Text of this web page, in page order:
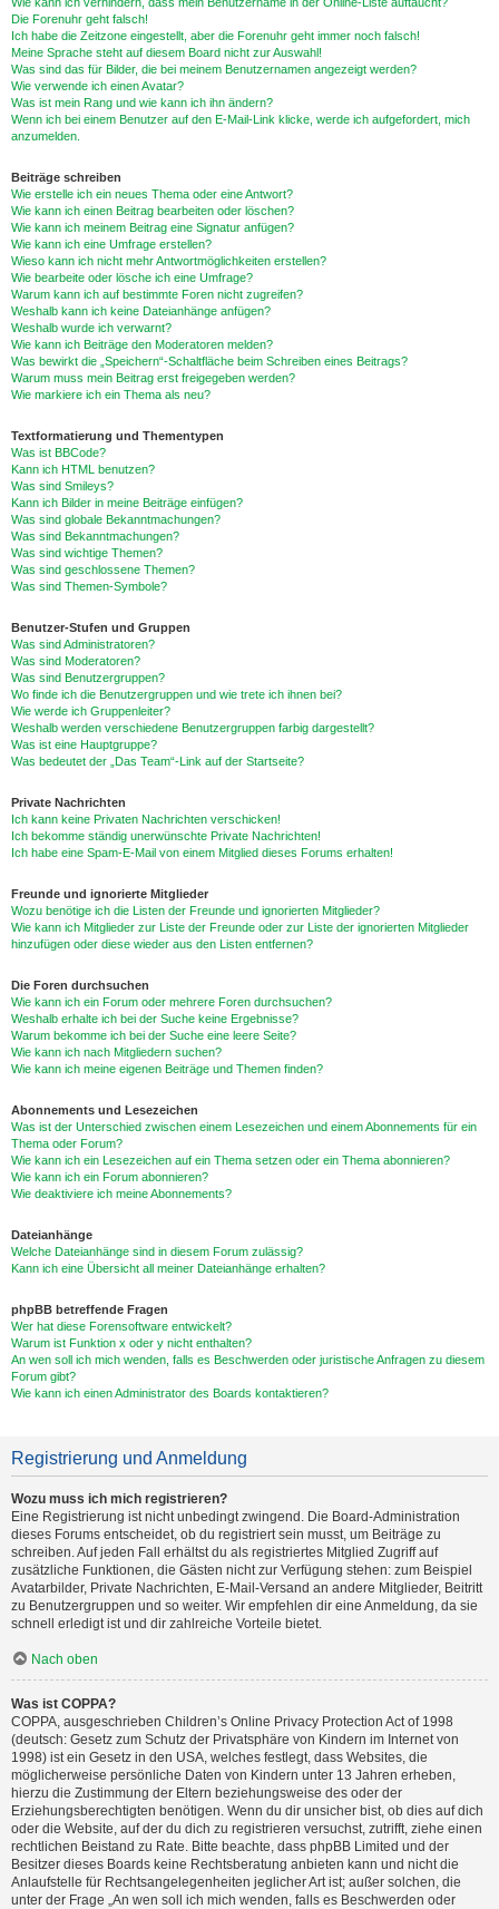
Die Forenuhr geht falsch!
Ich habe die Zeitzone eingestellt, aber die Forenuhr geht immer noch falsch!
Meine Sprache steht auf diesem Board nicht zur Auswahl!
Was sind das für Bilder, die bei meinem Benutzernamen angezeigt werden?
Wie verwende ich einen Avatar?
Was ist mein Rang und wie kann ich ihn ändern?
Wenn ich bei einem Benutzer auf den E-Mail-Link klicke, werde ich aufgefordert, mich
anzumelden.
Beiträge schreiben
Wie erstelle ich ein neues Thema oder eine Antwort?
Wie kann ich einen Beitrag bearbeiten oder löschen?
Wie kann ich meinem Beitrag eine Signatur anfügen?
Wie kann ich eine Umfrage erstellen?
Wieso kann ich nicht mehr Antwortmöglichkeiten erstellen?
Wie bearbeite oder lösche ich eine Umfrage?
Warum kann ich auf bestimmte Foren nicht zugreifen?
Weshalb kann ich keine Dateianhänge anfügen?
Weshalb wurde ich verwarnt?
Wie kann ich Beiträge den Moderatoren melden?
Was bewirkt die „Speichern“-Schaltfläche beim Schreiben eines Beitrags?
Warum muss mein Beitrag erst freigegeben werden?
Wie markiere ich ein Thema als neu?
Textformatierung und Thementypen
Was ist BBCode?
Kann ich HTML benutzen?
Was sind Smileys?
Kann ich Bilder in meine Beiträge einfügen?
Was sind globale Bekanntmachungen?
Was sind Bekanntmachungen?
Was sind wichtige Themen?
Was sind geschlossene Themen?
Was sind Themen-Symbole?
Benutzer-Stufen und Gruppen
Was sind Administratoren?
Was sind Moderatoren?
Was sind Benutzergruppen?
Wo finde ich die Benutzergruppen und wie trete ich ihnen bei?
Wie werde ich Gruppenleiter?
Weshalb werden verschiedene Benutzergruppen farbig dargestellt?
Was ist eine Hauptgruppe?
Was bedeutet der „Das Team“-Link auf der Startseite?
Private Nachrichten
Ich kann keine Privaten Nachrichten verschicken!
Ich bekomme ständig unerwünschte Private Nachrichten!
Ich habe eine Spam-E-Mail von einem Mitglied dieses Forums erhalten!
Freunde und ignorierte Mitglieder
Wozu benötige ich die Listen der Freunde und ignorierten Mitglieder?
Wie kann ich Mitglieder zur Liste der Freunde oder zur Liste der ignorierten Mitglieder
hinzufügen oder diese wieder aus den Listen entfernen?
Die Foren durchsuchen
Wie kann ich ein Forum oder mehrere Foren durchsuchen?
Weshalb erhalte ich bei der Suche keine Ergebnisse?
Warum bekomme ich bei der Suche eine leere Seite?
Wie kann ich nach Mitgliedern suchen?
Wie kann ich meine eigenen Beiträge und Themen finden?
Abonnements und Lesezeichen
Was ist der Unterschied zwischen einem Lesezeichen und einem Abonnements für ein
Thema oder Forum?
Wie kann ich ein Lesezeichen auf ein Thema setzen oder ein Thema abonnieren?
Wie kann ich ein Forum abonnieren?
Wie deaktiviere ich meine Abonnements?
Dateianhänge
Welche Dateianhänge sind in diesem Forum zulässig?
Kann ich eine Übersicht all meiner Dateianhänge erhalten?
phpBB betreffende Fragen
Wer hat diese Forensoftware entwickelt?
Warum ist Funktion x oder y nicht enthalten?
An wen soll ich mich wenden, falls es Beschwerden oder juristische Anfragen zu diesem
Forum gibt?
Wie kann ich einen Administrator des Boards kontaktieren?
Registrierung und Anmeldung
Wozu muss ich mich registrieren?
Eine Registrierung ist nicht unbedingt zwingend. Die Board-Administration
dieses Forums entscheidet, ob du registriert sein musst, um Beiträge zu
schreiben. Auf jeden Fall erhältst du als registriertes Mitglied Zugriff auf
zusätzliche Funktionen, die Gästen nicht zur Verfügung stehen: zum Beispiel
Avatarbilder, Private Nachrichten, E-Mail-Versand an andere Mitglieder, Beitritt
zu Benutzergruppen und so weiter. Wir empfehlen dir eine Anmeldung, da sie
schnell erledigt ist und dir zahlreiche Vorteile bietet.
Nach oben
Was ist COPPA?
COPPA, ausgeschrieben Children’s Online Privacy Protection Act of 1998
(deutsch: Gesetz zum Schutz der Privatsphäre von Kindern im Internet von
1998) ist ein Gesetz in den USA, welches festlegt, dass Websites, die
möglicherweise persönliche Daten von Kindern unter 13 Jahren erheben,
hierzu die Zustimmung der Eltern beziehungsweise des oder der
Erziehungsberechtigten benötigen. Wenn du dir unsicher bist, ob dies auf dich
oder die Website, auf der du dich zu registrieren versuchst, zutrifft, ziehe einen
rechtlichen Beistand zu Rate. Bitte beachte, dass phpBB Limited und der
Besitzer dieses Boards keine Rechtsberatung anbieten kann und nicht die
Anlaufstelle für Rechtsangelegenheiten jeglicher Art ist; außer solchen, die
unter der Frage „An wen soll ich mich wenden, falls es Beschwerden oder